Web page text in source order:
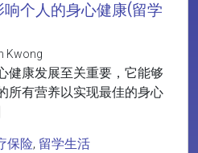
个人的身心健康(留学
Kwong
健康发展至关重要，它能够
所有营养以实现最佳的身心
保险, 留学生活